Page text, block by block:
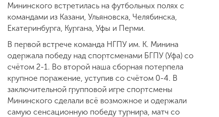
Мининского встретилась на футбольных полях с
командами из Казани, Ульяновска, Челябинска,
Екатеринбурга, Кургана, Уфы и Перми.
В первой встрече команда НГПУ им. К. Минина
одержала победу над спортсменами БГПУ (Уфа) со
счётом 2-1. Во второй наша сборная потерпела
крупное поражение, уступив со счётом 0-4. В
заключительной групповой игре спортсмены
Мининского сделали всё возможное и одержали
самую сенсационную победу турнира, матч со